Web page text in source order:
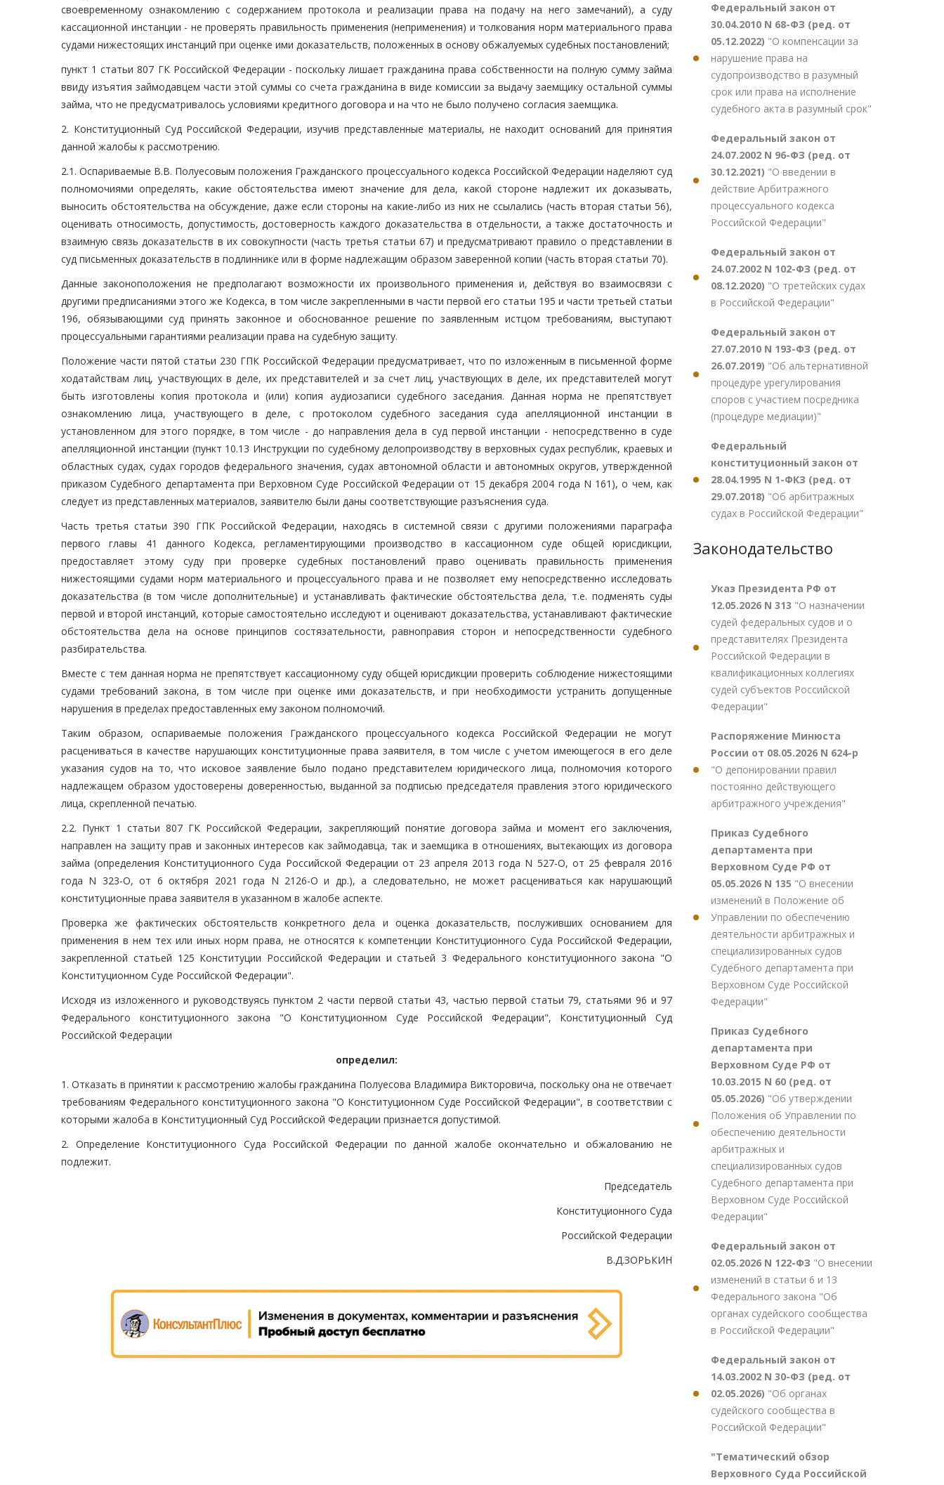
своевременному ознакомлению с содержанием протокола и реализации права на подачу на него замечаний), а суду
кассационной инстанции - не проверять правильность применения (неприменения) и толкования норм материального права
судами нижестоящих инстанций при оценке ими доказательств, положенных в основу обжалуемых судебных постановлений;
пункт 1 статьи 807 ГК Российской Федерации - поскольку лишает гражданина права собственности на полную сумму займа
ввиду изъятия займодавцем части этой суммы со счета гражданина в виде комиссии за выдачу заемщику остальной суммы
займа, что не предусматривалось условиями кредитного договора и на что не было получено согласия заемщика.
2. Конституционный Суд Российской Федерации, изучив представленные материалы, не находит оснований для принятия
данной жалобы к рассмотрению.
2.1. Оспариваемые В.В. Полуесовым положения Гражданского процессуального кодекса Российской Федерации наделяют суд
полномочиями определять, какие обстоятельства имеют значение для дела, какой стороне надлежит их доказывать,
выносить обстоятельства на обсуждение, даже если стороны на какие-либо из них не ссылались (часть вторая статьи 56),
оценивать относимость, допустимость, достоверность каждого доказательства в отдельности, а также достаточность и
взаимную связь доказательств в их совокупности (часть третья статьи 67) и предусматривают правило о представлении в
суд письменных доказательств в подлиннике или в форме надлежащим образом заверенной копии (часть вторая статьи 70).
Данные законоположения не предполагают возможности их произвольного применения и, действуя во взаимосвязи с
другими предписаниями этого же Кодекса, в том числе закрепленными в части первой его статьи 195 и части третьей статьи
196, обязывающими суд принять законное и обоснованное решение по заявленным истцом требованиям, выступают
процессуальными гарантиями реализации права на судебную защиту.
Положение части пятой статьи 230 ГПК Российской Федерации предусматривает, что по изложенным в письменной форме
ходатайствам лиц, участвующих в деле, их представителей и за счет лиц, участвующих в деле, их представителей могут
быть изготовлены копия протокола и (или) копия аудиозаписи судебного заседания. Данная норма не препятствует
ознакомлению лица, участвующего в деле, с протоколом судебного заседания суда апелляционной инстанции в
установленном для этого порядке, в том числе - до направления дела в суд первой инстанции - непосредственно в суде
апелляционной инстанции (пункт 10.13 Инструкции по судебному делопроизводству в верховных судах республик, краевых и
областных судах, судах городов федерального значения, судах автономной области и автономных округов, утвержденной
приказом Судебного департамента при Верховном Суде Российской Федерации от 15 декабря 2004 года N 161), о чем, как
следует из представленных материалов, заявителю были даны соответствующие разъяснения суда.
Часть третья статьи 390 ГПК Российской Федерации, находясь в системной связи с другими положениями параграфа
первого главы 41 данного Кодекса, регламентирующими производство в кассационном суде общей юрисдикции,
предоставляет этому суду при проверке судебных постановлений право оценивать правильность применения
нижестоящими судами норм материального и процессуального права и не позволяет ему непосредственно исследовать
доказательства (в том числе дополнительные) и устанавливать фактические обстоятельства дела, т.е. подменять суды
первой и второй инстанций, которые самостоятельно исследуют и оценивают доказательства, устанавливают фактические
обстоятельства дела на основе принципов состязательности, равноправия сторон и непосредственности судебного
разбирательства.
Вместе с тем данная норма не препятствует кассационному суду общей юрисдикции проверить соблюдение нижестоящими
судами требований закона, в том числе при оценке ими доказательств, и при необходимости устранить допущенные
нарушения в пределах предоставленных ему законом полномочий.
Таким образом, оспариваемые положения Гражданского процессуального кодекса Российской Федерации не могут
расцениваться в качестве нарушающих конституционные права заявителя, в том числе с учетом имеющегося в его деле
указания судов на то, что исковое заявление было подано представителем юридического лица, полномочия которого
надлежащем образом удостоверены доверенностью, выданной за подписью председателя правления этого юридического
лица, скрепленной печатью.
2.2. Пункт 1 статьи 807 ГК Российской Федерации, закрепляющий понятие договора займа и момент его заключения,
направлен на защиту прав и законных интересов как займодавца, так и заемщика в отношениях, вытекающих из договора
займа (определения Конституционного Суда Российской Федерации от 23 апреля 2013 года N 527-О, от 25 февраля 2016
года N 323-О, от 6 октября 2021 года N 2126-О и др.), а следовательно, не может расцениваться как нарушающий
конституционные права заявителя в указанном в жалобе аспекте.
Проверка же фактических обстоятельств конкретного дела и оценка доказательств, послуживших основанием для
применения в нем тех или иных норм права, не относятся к компетенции Конституционного Суда Российской Федерации,
закрепленной статьей 125 Конституции Российской Федерации и статьей 3 Федерального конституционного закона "О
Конституционном Суде Российской Федерации".
Исходя из изложенного и руководствуясь пунктом 2 части первой статьи 43, частью первой статьи 79, статьями 96 и 97
Федерального конституционного закона "О Конституционном Суде Российской Федерации", Конституционный Суд
Российской Федерации
определил:
1. Отказать в принятии к рассмотрению жалобы гражданина Полуесова Владимира Викторовича, поскольку она не отвечает
требованиям Федерального конституционного закона "О Конституционном Суде Российской Федерации", в соответствии с
которыми жалоба в Конституционный Суд Российской Федерации признается допустимой.
2. Определение Конституционного Суда Российской Федерации по данной жалобе окончательно и обжалованию не
подлежит.
Председатель
Конституционного Суда
Российской Федерации
В.Д.ЗОРЬКИН
Федеральный закон от
30.04.2010 N 68-ФЗ (ред. от
05.12.2022) "О компенсации за
нарушение права на
судопроизводство в разумный
срок или права на исполнение
судебного акта в разумный срок"
Федеральный закон от
24.07.2002 N 96-ФЗ (ред. от
30.12.2021) "О введении в
действие Арбитражного
процессуального кодекса
Российской Федерации"
Федеральный закон от
24.07.2002 N 102-ФЗ (ред. от
08.12.2020) "О третейских судах
в Российской Федерации"
Федеральный закон от
27.07.2010 N 193-ФЗ (ред. от
26.07.2019) "Об альтернативной
процедуре урегулирования
споров с участием посредника
(процедуре медиации)"
Федеральный
конституционный закон от
28.04.1995 N 1-ФКЗ (ред. от
29.07.2018) "Об арбитражных
судах в Российской Федерации"
Законодательство
Указ Президента РФ от
12.05.2026 N 313 "О назначении
судей федеральных судов и о
представителях Президента
Российской Федерации в
квалификационных коллегиях
судей субъектов Российской
Федерации"
Распоряжение Минюста
России от 08.05.2026 N 624-р
"О депонировании правил
постоянно действующего
арбитражного учреждения"
Приказ Судебного
департамента при
Верховном Суде РФ от
05.05.2026 N 135 "О внесении
изменений в Положение об
Управлении по обеспечению
деятельности арбитражных и
специализированных судов
Судебного департамента при
Верховном Суде Российской
Федерации"
Приказ Судебного
департамента при
Верховном Суде РФ от
10.03.2015 N 60 (ред. от
05.05.2026) "Об утверждении
Положения об Управлении по
обеспечению деятельности
арбитражных и
специализированных судов
Судебного департамента при
Верховном Суде Российской
Федерации"
Федеральный закон от
02.05.2026 N 122-ФЗ "О внесении
изменений в статьи 6 и 13
Федерального закона "Об
органах судейского сообщества
в Российской Федерации"
Федеральный закон от
14.03.2002 N 30-ФЗ (ред. от
02.05.2026) "Об органах
судейского сообщества в
Российской Федерации"
"Тематический обзор
Верховного Суда Российской